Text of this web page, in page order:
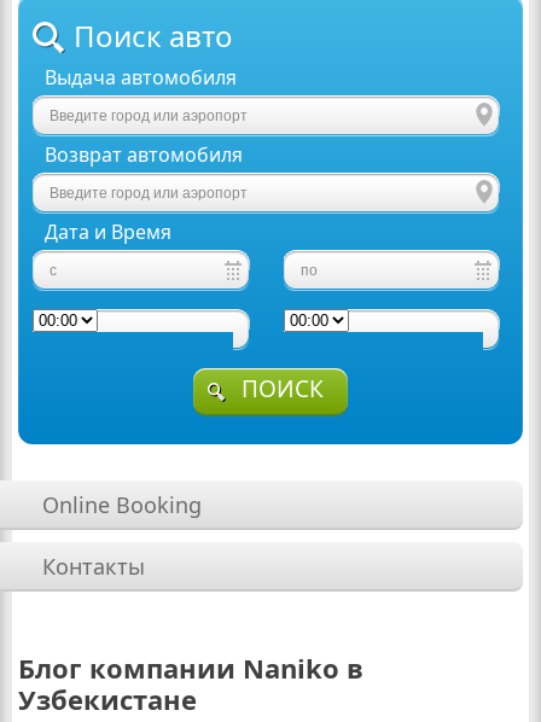
Поиск авто
Выдача автомобиля
Возврат автомобиля
Дата и Время
ПОИСК
Online Booking
Контакты
Блог компании Naniko в
Узбекистане